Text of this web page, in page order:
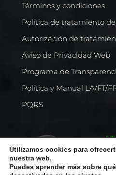
Términos y condiciones
Política de tratamiento
Autorización de
Aviso de Privacidad Web
Programa de
Política y Manual LA/FT/
PQRS
Utilizamos cookies para
nuestra web.
Puedes aprender más sobre